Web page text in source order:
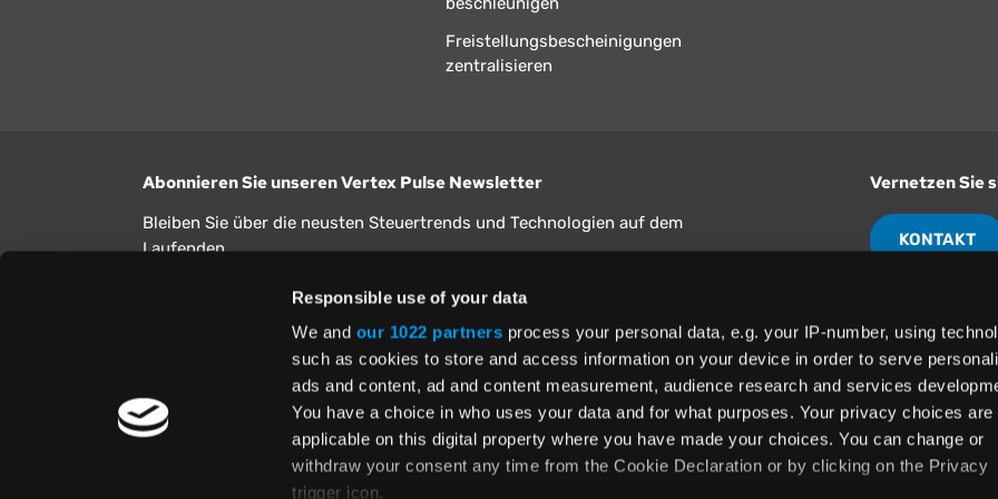
Responsible use of your data
We and our 1022 partners process your personal data, e.g. your IP-number, using
such as cookies to store and access information on your device in order to serve
ads and content, ad and content measurement, audience research and services
You have a choice in who uses your data and for what purposes. Your privacy choices are
applicable on this digital property where you have made your choices. You can change or
withdraw your consent any time from the Cookie Declaration or by clicking on the Privacy
trigger icon.
Freistellungsbescheinigungen
zentralisieren
Abonnieren Sie unseren Vertex Pulse Newsletter
Bleiben Sie über die neusten Steuertrends und Technologien auf dem
Laufenden.
Allgemeinen Geschäftsbedingungenund die
Datenschutzbestimmungenverstanden und stimme diesen
zu. Zudem gebe ich meine Einwilligung, dass meine Angaben
wie oben angegeben genutzt werden dürfen.
Vernetzen Sie
KONTAKT
(800) 355-